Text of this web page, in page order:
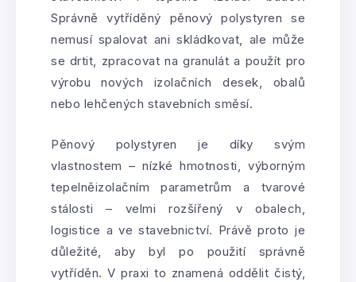
Správně vytříděný pěnový polystyren se
nemusí spalovat ani skládkovat, ale může
se drtit, zpracovat na granulát a použít pro
výrobu nových izolačních desek, obalů
nebo lehčených stavebních směsí.
Pěnový polystyren je díky svým
vlastnostem – nízké hmotnosti, výborným
tepelněizolačním parametrům a tvarové
stálosti – velmi rozšířený v obalech,
logistice a ve stavebnictví. Právě proto je
důležité, aby byl po použití správně
vytříděn. V praxi to znamená oddělit čistý,